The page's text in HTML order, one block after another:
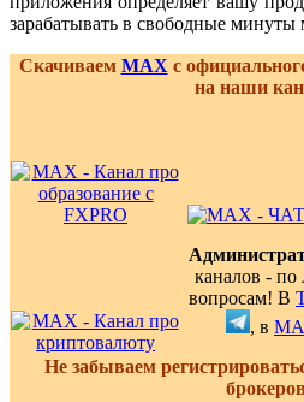
зарабатывать в свободные
Скачиваем MAX с
на наши
каналов -
вопросам! В
, в
Не забываем